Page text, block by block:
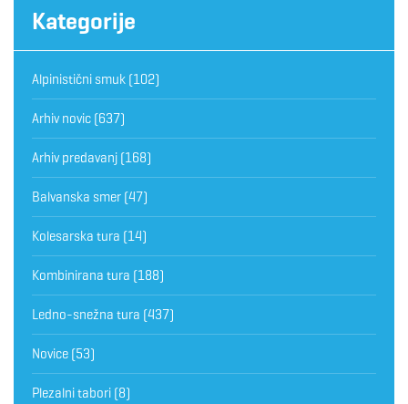
Kategorije
Alpinistični smuk (102)
Arhiv novic (637)
Arhiv predavanj (168)
Balvanska smer (47)
Kolesarska tura (14)
Kombinirana tura (188)
Ledno-snežna tura (437)
Novice (53)
Plezalni tabori (8)